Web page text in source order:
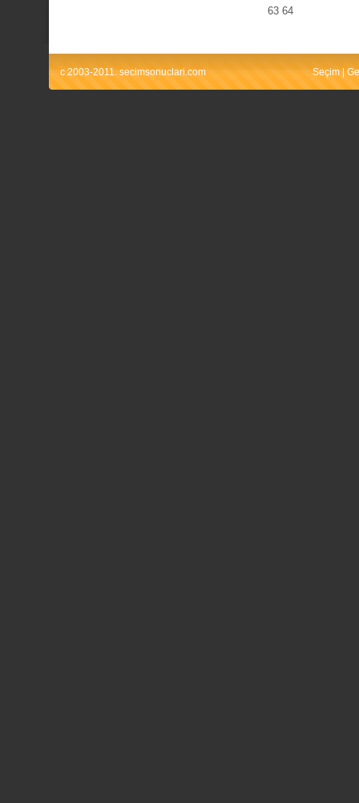
63 64
c 2003-2011. secimsonuclari.com Seçim